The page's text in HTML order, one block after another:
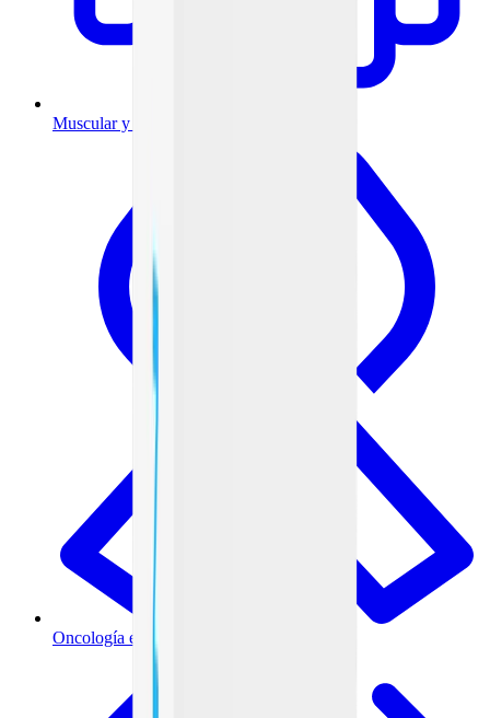
Muscular y articulaciones
Oncología e inmunoterapia